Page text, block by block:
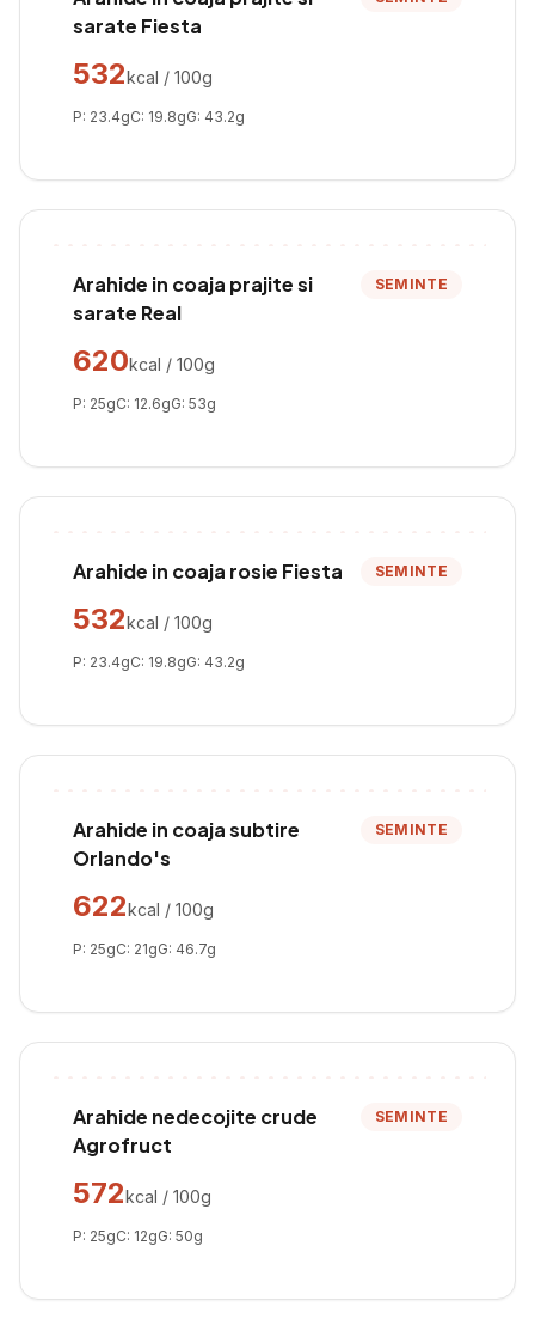
sarate Fiesta
532kcal / 100g
P: 23.4gC: 19.8gG: 43.2g
Arahide in coaja prajite si
sarate Real
SEMINTE
620kcal / 100g
P: 25gC: 12.6gG: 53g
Arahide in coaja rosie Fiesta SEMINTE
532kcal / 100g
P: 23.4gC: 19.8gG: 43.2g
Arahide in coaja subtire
Orlando's
SEMINTE
622kcal / 100g
P: 25gC: 21gG: 46.7g
Arahide nedecojite crude
Agrofruct
SEMINTE
572kcal / 100g
P: 25gC: 12gG: 50g